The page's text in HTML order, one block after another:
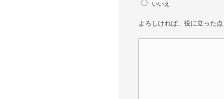
いいえ
よろしければ、役に立った